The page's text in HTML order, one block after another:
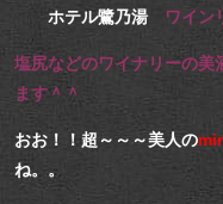
ホテル鷺乃湯 ワイン
塩尻などのワイナリーの美
ます＾＾
おお！！超～～～美人の
ね。。